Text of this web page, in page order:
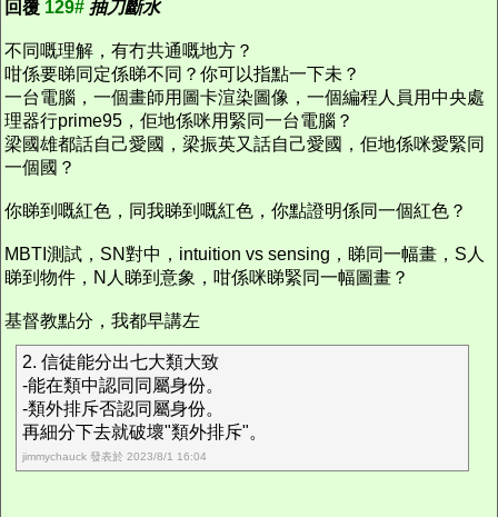
回覆 129# 抽刀斷水
不同嘅理解，有冇共通嘅地方？
咁係要睇同定係睇不同？你可以指點一下未？
一台電腦，一個畫師用圖卡渲染圖像，一個編程人員用中央處
理器行prime95，佢地係咪用緊同一台電腦？
梁國雄都話自己愛國，梁振英又話自己愛國，佢地係咪愛緊同
一個國？
你睇到嘅紅色，同我睇到嘅紅色，你點證明係同一個紅色？
MBTI測試，SN對中，intuition vs sensing，睇同一幅畫，S人
睇到物件，N人睇到意象，咁係咪睇緊同一幅圖畫？
基督教點分，我都早講左
2. 信徒能分出七大類大致
-能在類中認同同屬身份。
-類外排斥否認同屬身份。
再細分下去就破壞"類外排斥"。
jimmychauck 發表於 2023/8/1 16:04